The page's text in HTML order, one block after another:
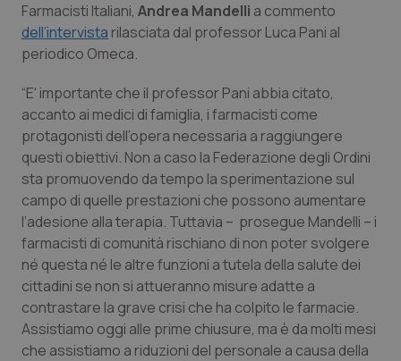
Campania
Emilia-Romagna
Friuli Venezia Giulia
Lazio
Liguria
Lombardia
Marche
Molise
Car-T
Colesterolo & coronaropatie
Dermatite Atopica
Diabete & glucometri
Disturbi dell’umore
Dolore
Donna & Salute
Epatiti
Farmacisti Italiani, Andrea Mandelli a commento
dell’intervista rilasciata dal professor Luca Pani al
periodico Omeca.
“E' importante che il professor Pani abbia citato,
accanto ai medici di famiglia, i farmacisti come
protagonisti dell’opera necessaria a raggiungere
questi obiettivi. Non a caso la Federazione degli Ordini
sta promuovendo da tempo la sperimentazione sul
campo di quelle prestazioni che possono aumentare
l’adesione alla terapia. Tuttavia – prosegue Mandelli – i
farmacisti di comunità rischiano di non poter svolgere
né questa né le altre funzioni a tutela della salute dei
cittadini se non si attueranno misure adatte a
contrastare la grave crisi che ha colpito le farmacie.
Assistiamo oggi alle prime chiusure, ma è da molti mesi
che assistiamo a riduzioni del personale a causa della